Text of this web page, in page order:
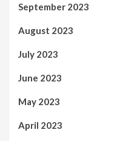
September 2023
August 2023
July 2023
June 2023
May 2023
April 2023